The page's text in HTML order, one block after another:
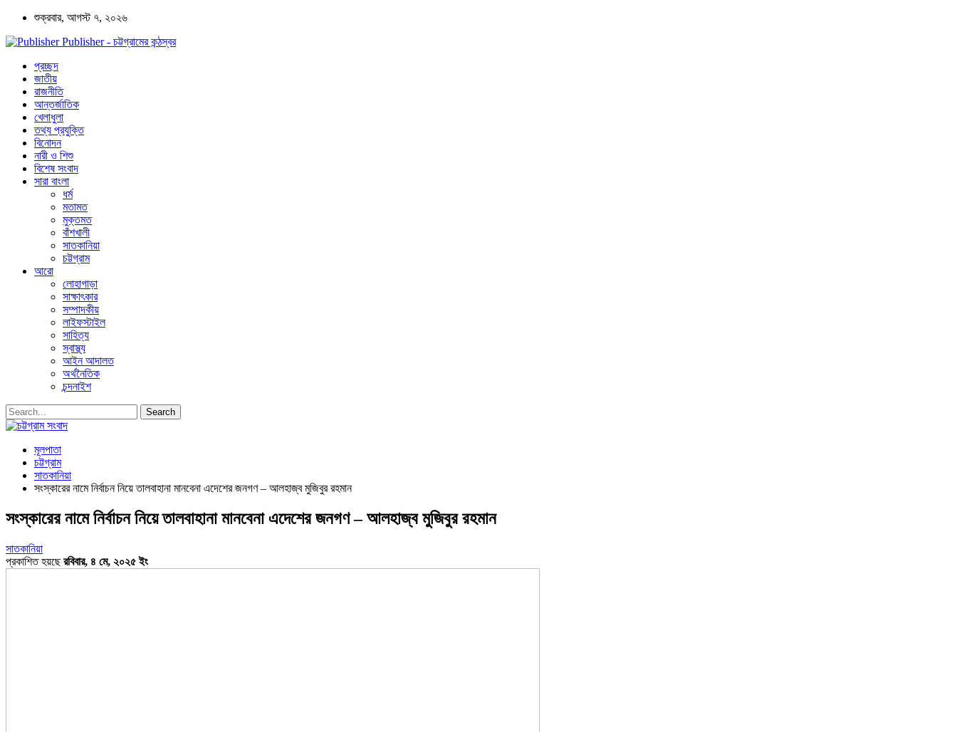
শুক্রবার, আগস্ট ৭, ২০২৬
Publisher - চট্টগ্রামের কন্ঠস্বর
প্রচ্ছদ
জাতীয়
রাজনীতি
আন্তর্জাতিক
খেলাধুলা
তথ্য প্রযুক্তি
বিনোদন
নারী ও শিশু
বিশেষ সংবাদ
সারা বাংলা
ধর্ম
মতামত
মুক্তমত
বাঁশখালী
সাতকানিয়া
চট্টগ্রাম
আরো
লোহাগাড়া
সাক্ষাৎকার
সম্পাদকীয়
লাইফস্টাইল
সাহিত্য
স্বাস্থ্য
আইন আদালত
অর্থনৈতিক
চন্দনাইশ
মূলপাতা
চট্টগ্রাম
সাতকানিয়া
সংস্কারের নামে নির্বাচন নিয়ে তালবাহানা মানবেনা এদেশের জনগণ – আলহাজ্ব মুজিবুর রহমান
সংস্কারের নামে নির্বাচন নিয়ে তালবাহানা মানবেনা এদেশের জনগণ – আলহাজ্ব মুজিবুর রহমান
সাতকানিয়া
প্রকাশিত হয়ছেরবিবার, ৪ মে, ২০২৫ ইং